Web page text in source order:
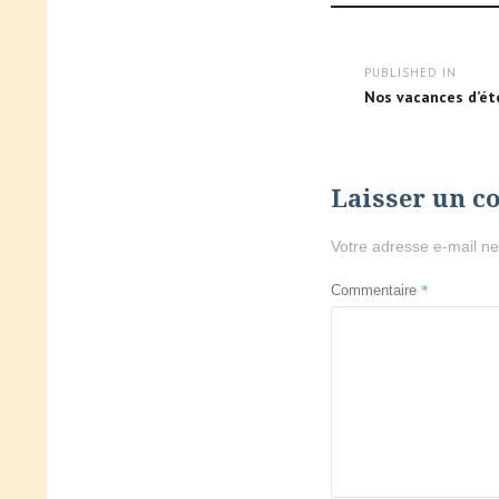
PUBLISHED IN
Nos vacances
Laisser un
Votre adresse e-mail
Commentaire *